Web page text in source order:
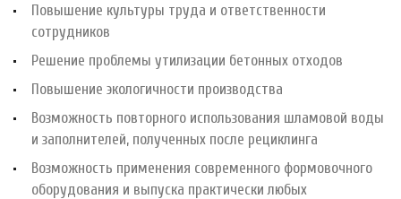
Повышение культуры труда и ответственности
сотрудников
Решение проблемы утилизации бетонных отходов
Повышение экологичности производства
Возможность повторного использования шламовой воды
и заполнителей, полученных после рециклинга
Возможность применения современного формовочного
оборудования и выпуска практически любых